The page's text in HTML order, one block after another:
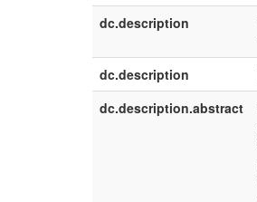
dc.description
dc.description
dc.description.abstract